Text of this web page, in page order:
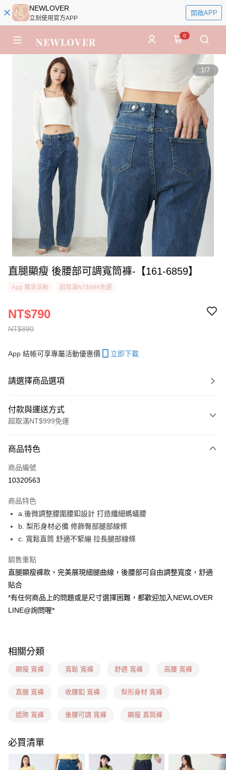
NEWLOVER
立刻使用官方APP
開啟APP
0
1/7
直腿顯瘦 後腰部可調寬筒褲-【161-6859】
App 獨享活動 超取滿NT$999免運
NT$890
NT$790
App 結帳可享專屬活動優惠價 立即下載
請選擇商品選項
付款與運送方式
超取滿NT$999免運
信用卡一次付款
超商取貨付款
ATM付款
貨到付款
運送方式
貨到付款
每筆NT$60，滿NT$999(含以上)免運費
全家(信用卡、多元支付)
每筆NT$60，滿NT$1,599(含以上)免運費
7-11(信用卡、多元支付)
每筆NT$100，滿NT$1,899(含以上)免運費
每筆NT$100，滿NT$1,899(含以上)免運費
宅配(貨到付款)
商品特色
商品編號
10320563
商品特色
a.後微調整腰圍腰釦設計 打造纖細螞蟻腰
b. 梨形身材必備 修飾臀部腿部線條
c. 寬鬆直筒 舒適不緊繃 拉長腿部線條
銷售重點
直腿顯瘦褲款，完美展現細腿曲線，後腰部可自由調整寬度，舒適
貼合
*有任何商品上的問題或是尺寸選擇困難，都歡迎加入NEWLOVER
LINE@詢問喔*
相關分類
顯瘦 寬褲 寬鬆 寬褲 舒適 寬褲 高腰 寬褲
直腿 寬褲 收腰釦 寬褲 梨形身材 寬褲
遮胯 寬褲 後腰可調 寬褲 顯瘦 直筒褲
必買清單